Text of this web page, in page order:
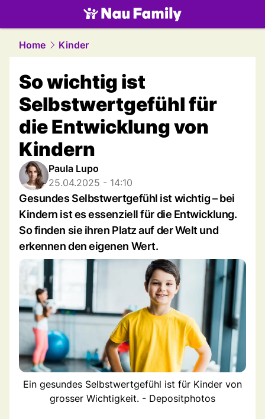
family.NAU.ch
Home Kinder
So wichtig ist
Selbstwertgefühl für
die Entwicklung von
Kindern
Paula Lupo
25.04.2025 - 14:10
Gesundes Selbstwertgefühl ist wichtig – bei
Kindern ist es essenziell für die Entwicklung.
So finden sie ihren Platz auf der Welt und
erkennen den eigenen Wert.
Ein gesundes Selbstwertgefühl ist für Kinder von
grosser Wichtigkeit. - Depositphotos